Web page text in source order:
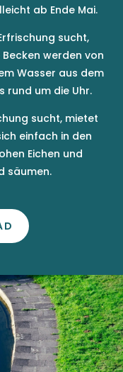
ab Ende Mai.
sucht,
werden von
Wasser aus dem
rund um die Uhr.
sucht, mietet
einfach in den
Eichen und
säumen.